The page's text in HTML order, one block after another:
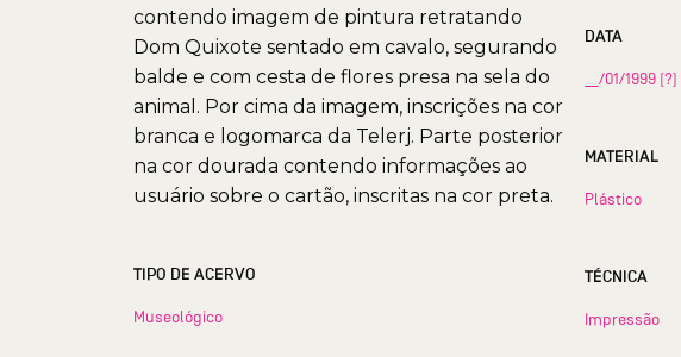
contendo imagem de pintura retratando
Dom Quixote sentado em cavalo, segurando
balde e com cesta de flores presa na sela do
animal. Por cima da imagem, inscrições na cor
branca e logomarca da Telerj. Parte posterior
na cor dourada contendo informações ao
usuário sobre o cartão, inscritas na cor preta.
TIPO DE ACERVO
Museológico
DATA
__/01/1999 (?)
MATERIAL
Plástico
TÉCNICA
Impressão